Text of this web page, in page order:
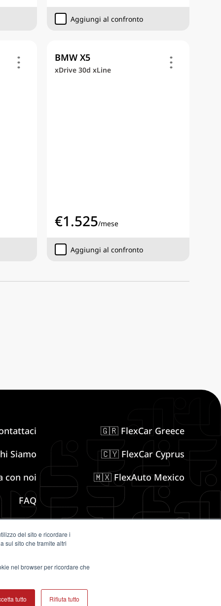
del sito e ricordare i
sul sito che tramite altri
nel browser per ricordare che
tutto Rifiuta tutto
Aggiungi al confronto
BMW X5
xDrive 30d xLine
€1.525/mese
Aggiungi al confronto
Siamo
con noi
FAQ
Blog
Innova
🇬🇷 FlexCar Greece
🇨🇾 FlexCar Cyprus
🇲🇽 FlexAuto Mexico
Informativa Privacy & Cookies